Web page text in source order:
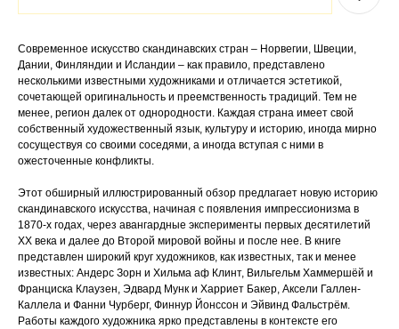
Современное искусство скандинавских стран – Норвегии, Швеции,
Дании, Финляндии и Исландии – как правило, представлено
несколькими известными художниками и отличается эстетикой,
сочетающей оригинальность и преемственность традиций. Тем не
менее, регион далек от однородности. Каждая страна имеет свой
собственный художественный язык, культуру и историю, иногда мирно
сосуществуя со своими соседями, а иногда вступая с ними в
ожесточенные конфликты.
Этот обширный иллюстрированный обзор предлагает новую историю
скандинавского искусства, начиная с появления импрессионизма в
1870-х годах, через авангардные эксперименты первых десятилетий
XX века и далее до Второй мировой войны и после нее. В книге
представлен широкий круг художников, как известных, так и менее
известных: Андерс Зорн и Хильма аф Клинт, Вильгельм Хаммершёй и
Франциска Клаузен, Эдвард Мунк и Харриет Бакер, Аксели Галлен-
Каллела и Фанни Чурберг, Финнур Йонссон и Эйвинд Фальстрём.
Работы каждого художника ярко представлены в контексте его